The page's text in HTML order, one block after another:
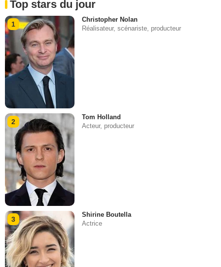
Top stars du jour
1
Christopher Nolan
Réalisateur, scénariste, producteur
2
Tom Holland
Acteur, producteur
3
Shirine Boutella
Actrice